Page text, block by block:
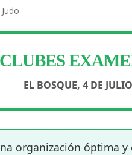
Judo
EL BOSQUE, 4 DE JULIO
organización óptima